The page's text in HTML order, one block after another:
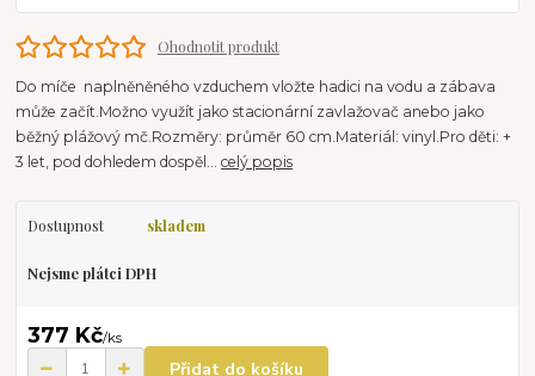
Ohodnotit produkt
Do míče naplněněného vzduchem vložte hadici na vodu a zábava
může začít.Možno využít jako stacionární zavlažovač anebo jako
běžný plážový mč.Rozměry: průměr 60 cm.Materiál: vinyl.Pro děti: +
3 let, pod dohledem dospěl...celý popis
Dostupnost skladem
Nejsme plátci DPH
377 Kč/ks
Přidat do košíku